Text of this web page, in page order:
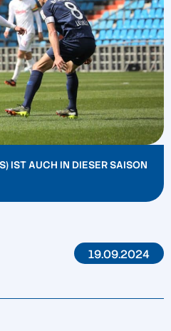
IST AUCH IN DIESER SAISON
19.09.2024